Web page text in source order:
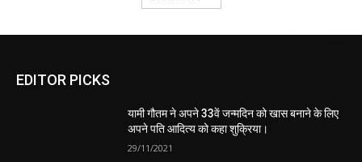
EDITOR PICKS
यामी गौतम ने अपने 33वें जन्मदिन को खास बनाने के लिए
अपने पति आदित्य को कहा शुक्रिया।
29/11/2021